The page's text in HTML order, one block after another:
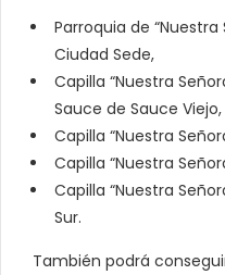
Parroquia de “Nuestra
Ciudad Sede,
Capilla “Nuestra
Sauce de Sauce Viejo,
Capilla “Nuestra
Capilla “Nuestra
Capilla “Nuestra
Sur.
También podrá